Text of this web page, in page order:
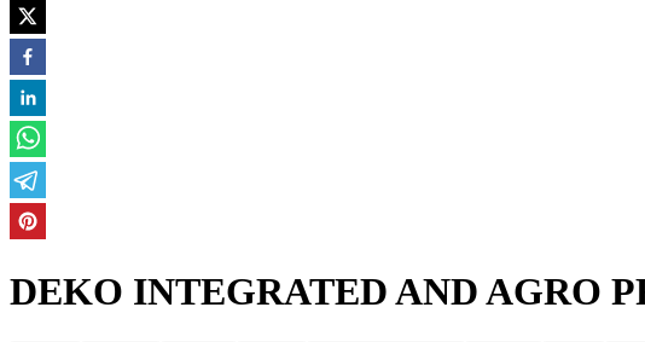
DEKO INTEGRATED AND AGRO